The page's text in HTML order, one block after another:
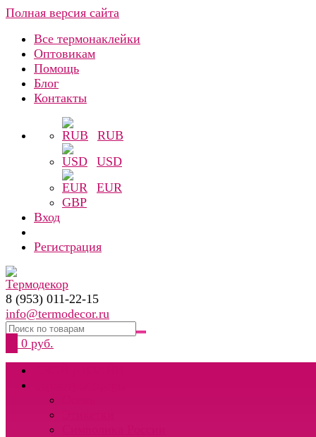
Полная версия сайта
Все термонаклейки
Оптовикам
Помощь
Блог
Контакты
RUB
USD
EUR
GBP
Вход
Регистрация
8 (953) 011-22-15
info@termodecor.ru
0 руб.